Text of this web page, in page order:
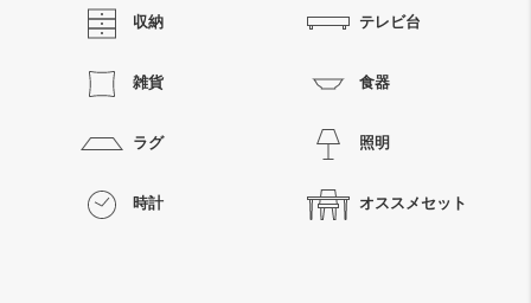
収納 テレビ台
雑貨 食器
ラグ 照明
時計 オススメセット